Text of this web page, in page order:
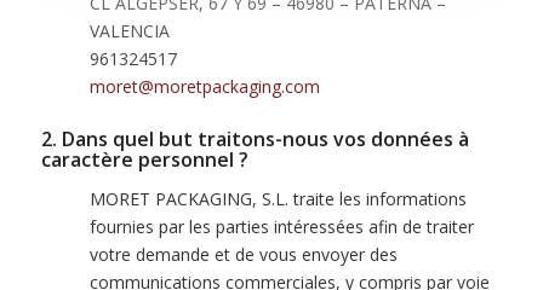
VALENCIA
961324517
moret@moretpackaging.com
2. Dans quel but traitons-nous vos données à
caractère personnel ?
MORET PACKAGING, S.L. traite les informations
fournies par les parties intéressées afin de traiter
votre demande et de vous envoyer des
communications commerciales, y compris par voie